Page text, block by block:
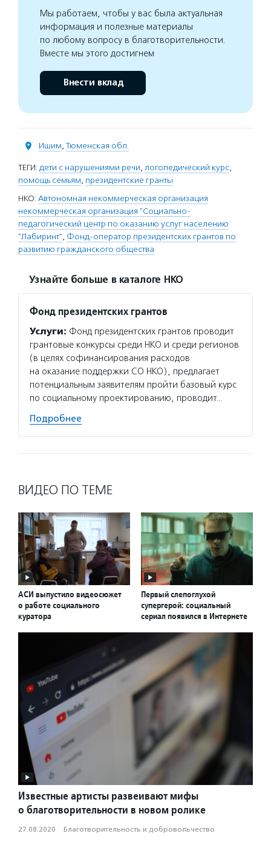
Мы работаем, чтобы у вас была актуальная
информация и полезные материалы
по любому вопросу в благотворительности.
Вместе мы этого достигнем
Внести вклад
Ишим, Тюменская обл.
ТЕГИ: дети с нарушениями речи, логопедический курс,
помощь семьям, президентские гранты
НКО: Автономная некоммерческая организация
некоммерческая организация "Социально-
педагогический центр по оказанию услуг населению
"Лабиринт", Фонд-оператор президентских грантов по
развитию гражданского общества
Узнайте больше в каталоге НКО
Фонд президентских грантов
Услуги: Фонд президентских грантов проводит
грантовые конкурсы среди НКО и среди регионов
(в целях софинансирования расходов
на оказание поддержки СО НКО), предлагает
потенциальным заявителям пройти базовый курс
по социальному проектированию, проводит…
Подробнее
ВИДЕО ПО ТЕМЕ
АСИ выпустило видеосюжет
о работе социального
куратора
Первый слепоглухой
супергерой: социальный
сериал появился в Интернете
Известные артисты развеивают мифы
о благотворительности в новом ролике
27.08.2020 · Благотвори­тель­ность и доброволь­чест­во